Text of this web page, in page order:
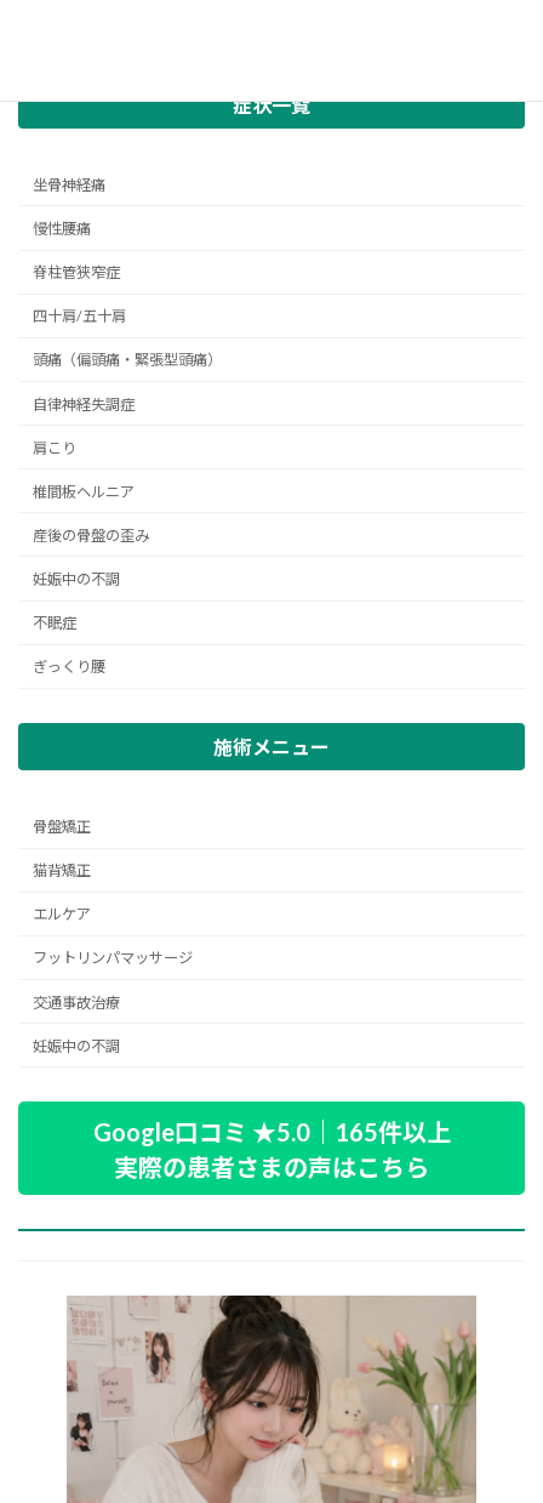
症状一覧
坐骨神経痛
慢性腰痛
脊柱管狭窄症
四十肩/五十肩
頭痛（偏頭痛・緊張型頭痛）
自律神経失調症
肩こり
椎間板ヘルニア
産後の骨盤の歪み
妊娠中の不調
不眠症
ぎっくり腰
施術メニュー
骨盤矯正
猫背矯正
エルケア
フットリンパマッサージ
交通事故治療
妊娠中の不調
Google口コミ ★5.0｜165件以上
実際の患者さまの声はこちら